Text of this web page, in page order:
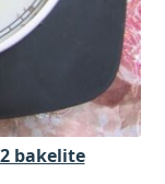
bakelite